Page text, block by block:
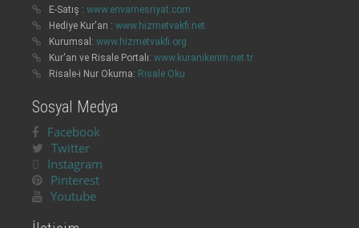
E-Satış : www.envarnesriyat.com
Hediye Kur'an : www.hizmetvakfi.net
Kurumsal: www.hizmetvakfi.org
Kur'an ve Risale Portalı: www.kuranikerim.net.tr
Risale-i Nur Okuma: Risale Oku
Sosyal Medya
Facebook
Twitter
Instagram
Pinterest
Youtube